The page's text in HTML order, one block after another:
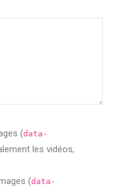
(data-
les vidéos,
(data-